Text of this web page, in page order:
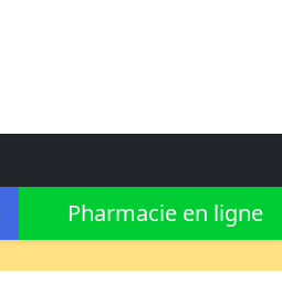
Pharmacie en ligne